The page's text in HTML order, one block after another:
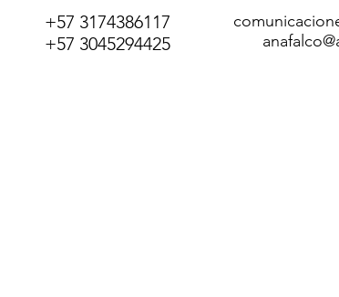
+57 3174386117
+57 3045294425